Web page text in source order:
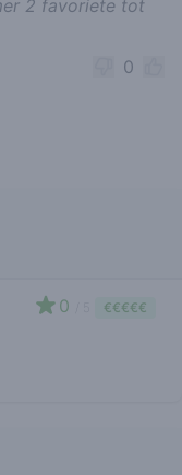
2 favoriete tot
0
0 €€€€€